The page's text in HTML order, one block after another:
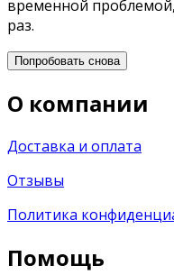
временной
раз.
Попробовать снова
О компании
Доставка и оплата
Отзывы
Политика
Помощь